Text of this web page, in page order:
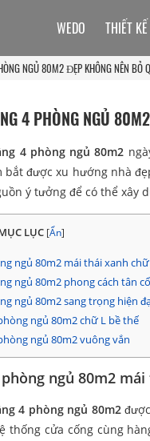
NGỦ 80M2 ĐẸP KHÔNG NÊN BỎ
4 PHÒNG NGỦ
4 phòng ngủ 80m2
được xu hướng nhà
ý tưởng để có thể xây
LỤC [Ẩn]
ngủ 80m2 mái thái xanh
ngủ 80m2 phong cách tân
ngủ 80m2 sang trọng hiện
ngủ 80m2 chữ L bề thế
ngủ 80m2 vuông vắn
ngủ 80m2
4 phòng ngủ 80m2
thống cửa cống cùng
WEDO THIẾT